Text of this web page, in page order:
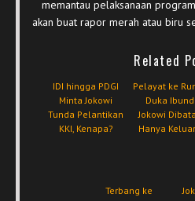
memantau pelaksanaan
akan buat rapor merah atau biru
Related
IDI hingga PDGI
Minta Jokowi
Tunda Pelantikan
KKI, Kenapa?
Pelayat ke
Duka
Jokowi
Hanya
Terbang ke